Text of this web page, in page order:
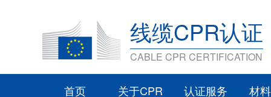
线缆CPR认证
CABLE CPR CERTIFICATION
首页 关于CPR 认证服务 材